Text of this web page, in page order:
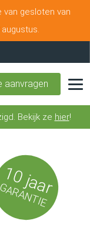
van gesloten van
aanvragen
Bekijk ze hier!
10 jaar
GARANTIE